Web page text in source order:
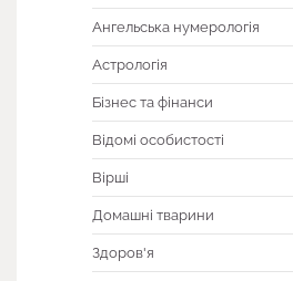
Ангельська нумерологія
Астрологія
Бізнес та фінанси
Відомі особистості
Вірші
Домашні тварини
Здоров'я